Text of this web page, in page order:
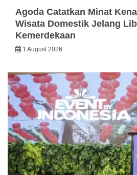
Agoda Catatkan Minat
Wisata Domestik Jelang
Kemerdekaan
1 August 2026